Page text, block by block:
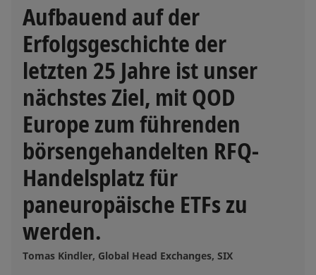
Aufbauend auf der
Erfolgsgeschichte der
letzten 25 Jahre ist unser
nächstes Ziel, mit QOD
Europe zum führenden
börsengehandelten RFQ-
Handelsplatz für
paneuropäische ETFs zu
werden.
Tomas Kindler, Global Head Exchanges, SIX